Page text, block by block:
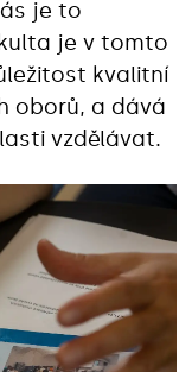
je to
je v tomto
kvalitní
oborů, a dává
vzdělávat.